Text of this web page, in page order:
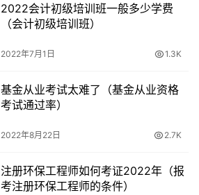
2022会计初级培训班一般多少学费
（会计初级培训班）
2022年7月1日 1.3K
基金从业考试太难了（基金从业资格
考试通过率）
2022年8月22日 2.7K
注册环保工程师如何考证2022年（报
考注册环保工程师的条件）